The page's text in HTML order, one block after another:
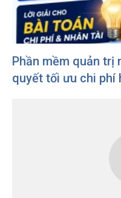
Phần mềm quản trị
quyết tối ưu chi phí